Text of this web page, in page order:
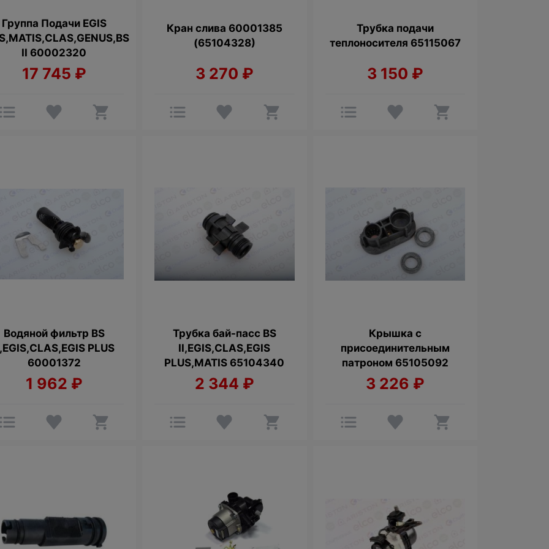
Группа Подачи EGIS
II 60002320
17 745 ₽
Кран слива 60001385
(65104328)
3 270 ₽
Трубка подачи
теплоносителя 65115067
3 150 ₽
Водяной фильтр BS
PLUS
60001372
1 962 ₽
Трубка бай-пасс BS
II,EGIS,CLAS,EGIS
PLUS,MATIS 65104340
2 344 ₽
Крышка с
присоединительным
патроном 65105092
3 226 ₽